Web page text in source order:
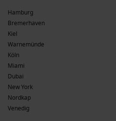
Hamburg
Bremerhaven
Kiel
Warnemünde
Köln
Miami
Dubai
New York
Nordkap
Venedig